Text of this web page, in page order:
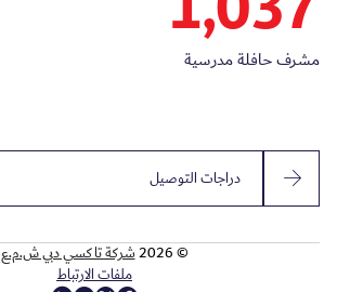
مشرف حافلة مدرسية
دراجات التوصيل
© 2026
شركة تاكسي دبي ش.م.ع
ملفات الارتباط